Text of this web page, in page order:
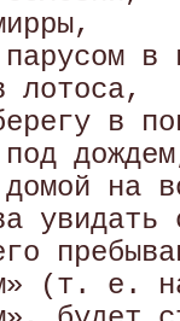
в
лотоса,
в
под
на
(т. е.